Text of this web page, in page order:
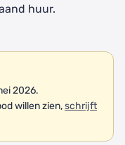
huur.
2026.
willen zien,schrijft